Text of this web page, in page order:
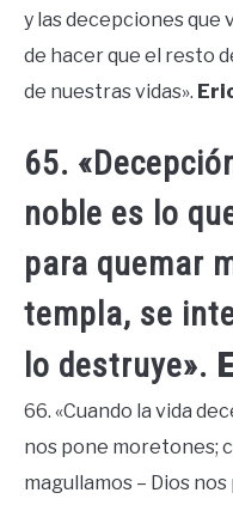
y las decepciones que
de hacer que el resto
de nuestras vidas».
65.
noble es lo
para quemar
templa, se
lo destruye».
66. «Cuando la vida
nos pone moretones;
magullamos – Dios